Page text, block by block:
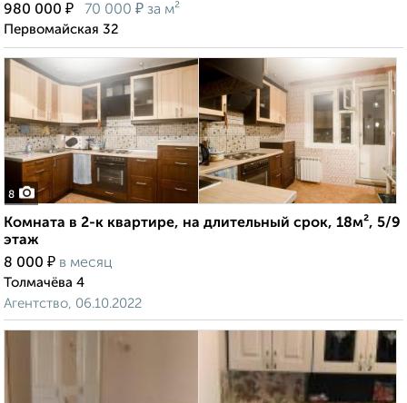
980 000 ₽ 70 000 ₽ за м²
Первомайская 32
8
Комната в 2-к квартире, на длительный срок, 18м², 5/9
этаж
8 000 ₽ в месяц
Толмачёва 4
Агентство, 06.10.2022